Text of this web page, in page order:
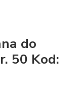
do
50 Kod: